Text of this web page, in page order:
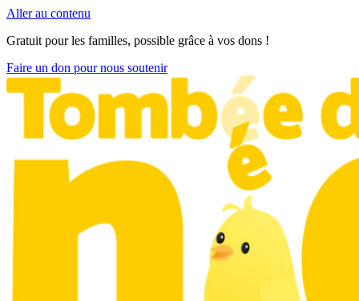
Aller au contenu
Gratuit pour les familles, possible grâce à vos dons !
Faire un don pour nous soutenir